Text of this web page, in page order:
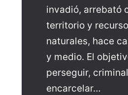
invadió, arrebató
territorio y
naturales, hace
y medio. El
perseguir,
encarcelar…